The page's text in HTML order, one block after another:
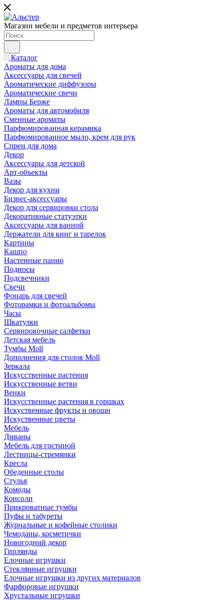
Магазин мебели и предметов интерьера
Каталог
Ароматы для дома
Аксессуары для свечей
Ароматические диффузоры
Ароматические свечи
Лампы Берже
Ароматы для автомобиля
Сменные ароматы
Парфюмированная керамика
Парфюмированное мыло, крем для рук
Спреи для дома
Декор
Аксессуары для детской
Арт-объекты
Вазы
Декор для кухни
Бизнес-аксессуары
Декор для сервировки стола
Декоративные статуэтки
Аксессуары для ванной
Держатели для книг и тарелок
Картины
Кашпо
Настенные панно
Подносы
Подсвечники
Свечи
Фонарь для свечей
Фоторамки и фотоальбомы
Часы
Шкатулки
Сервировочные салфетки
Детская мебель
Тумбы Moll
Дополнения для столов Moll
Зеркала
Искусственные растения
Искусственные ветви
Венки
Искусственные растения в горшках
Искуственные фрукты и овощи
Искуственные цветы
Мебель
Диваны
Мебель для гостиной
Лестницы-стремянки
Кресла
Обеденные столы
Стулья
Комоды
Консоли
Прикроватные тумбы
Пуфы и табуреты
Журнальные и кофейные столики
Чемоданы, косметички
Новогодний декор
Гирлянды
Елочные игрушки
Стеклянные игрушки
Елочные игрушки из других материалов
Фарфоровые игрушки
Хрустальные игрушки